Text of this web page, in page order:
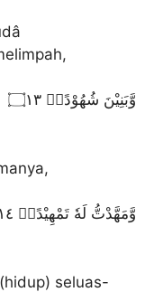
وَّبَنِيْنَ شُهُوْدًاۙ ۝١٣
وَّمَهَّدْتُّ لَهٗ تَمْهِيْدًاۙ ۝١٤
seluas-